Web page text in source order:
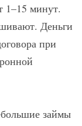
1–15 минут.
Деньги
при
займы